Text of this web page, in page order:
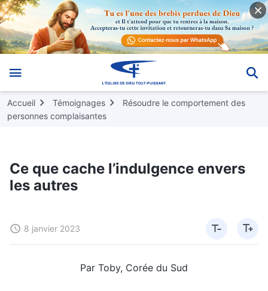
Accueil Témoignages
Résoudre le comportement des
personnes complaisantes
Ce que cache l’indulgence envers
les autres
8 janvier 2023
Par Toby, Corée du Sud